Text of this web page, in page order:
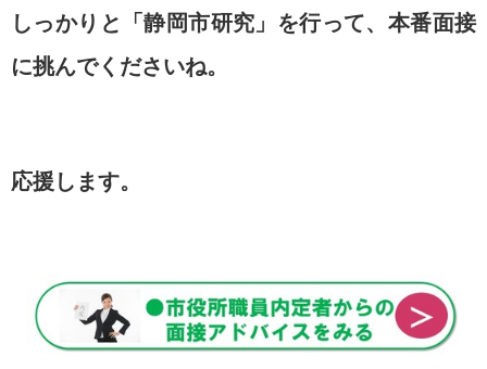
しっかりと「静岡市研究」を行って、 本番面接
に挑んでくださいね。
応援します。